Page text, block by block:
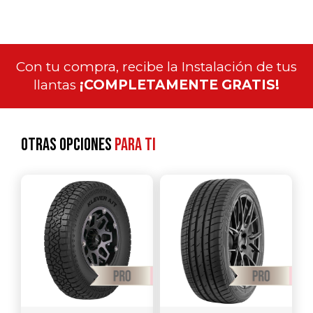
Con tu compra, recibe la Instalación de tus
llantas ¡COMPLETAMENTE GRATIS!
Otras opcionespara ti